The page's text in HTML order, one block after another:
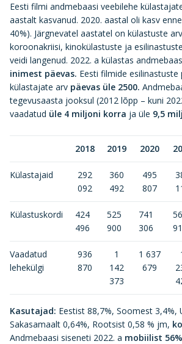
Eesti filmi andmebaasi veebilehe
aastalt kasvanud. 2020. aastal oli kasv
40%). Järgnevatel aastatel on külastuste
koroonakriisi, kinokülastuste ja
veidi langenud. 2022. a külastas
inimest päevas. Eesti filmide esilinastuste
külastajate arv päevas üle 2500.
tegevusaasta jooksul (2012 lõpp – kuni
vaadatud üle 4 miljoni korra ja üle 9,5
2018 2019 2020
Külastajaid
292
092
360
492
495
807
Külastuskordi
424
496
525
900
741
306
Vaadatud
lehekülgi
936
870
1
142
373
1 637
679
Kasutajad: Eestist 88,7%, Soomest 3,4%,
Sakasamaalt 0,64%, Rootsist 0,58 % jm,
Andmebaasi siseneti 2022. a mobiilist 56%